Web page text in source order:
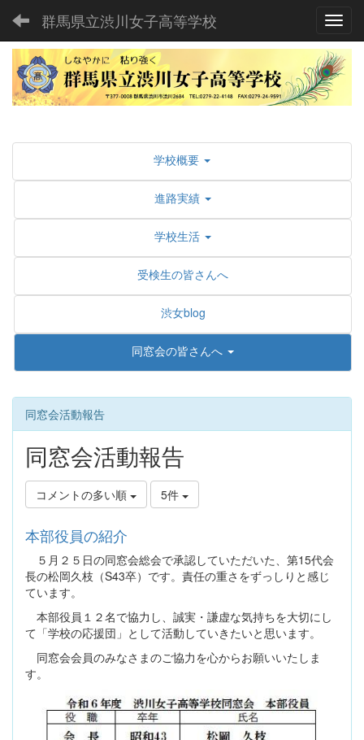
群馬県立渋川女子高等学校
学校概要
進路実績
学校生活
受検生の皆さんへ
渋女blog
同窓会の皆さんへ
同窓会活動報告
同窓会活動報告
コメントの多い順 5件
本部役員の紹介
５月２５日の同窓会総会で承認していただいた、第15代会
長の松岡久枝（S43卒）です。責任の重さをずっしりと感じ
ています。
本部役員１２名で協力し、誠実・謙虚な気持ちを大切にし
て「学校の応援団」として活動していきたいと思います。
同窓会会員のみなさまのご協力を心からお願いいたしま
す。